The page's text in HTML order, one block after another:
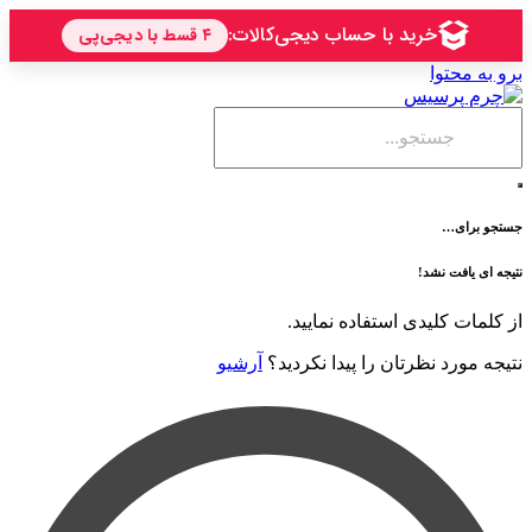
نشد!
کلیدی استفاده نمایید.
نظرتان را پیدا نکردید؟ آرشیو